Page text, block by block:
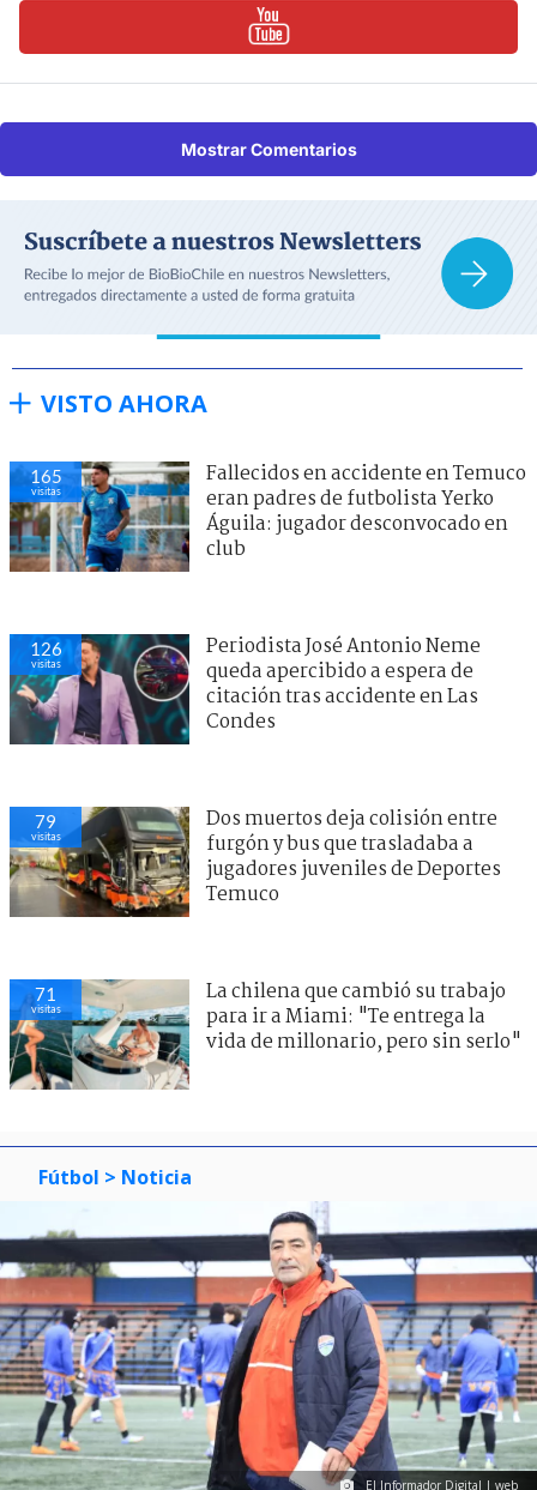
Mostrar Comentarios
VISTO AHORA
165
visitas
Fallecidos en accidente en Temuco
eran padres de futbolista Yerko
Águila: jugador desconvocado en
club
126
visitas
Periodista José Antonio Neme
queda apercibido a espera de
citación tras accidente en Las
Condes
79
visitas
Dos muertos deja colisión entre
furgón y bus que trasladaba a
jugadores juveniles de Deportes
Temuco
71
visitas
La chilena que cambió su trabajo
para ir a Miami: "Te entrega la
vida de millonario, pero sin serlo"
Fútbol > Noticia
El Informador Digital | web